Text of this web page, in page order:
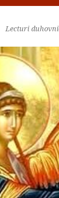
Lecturi